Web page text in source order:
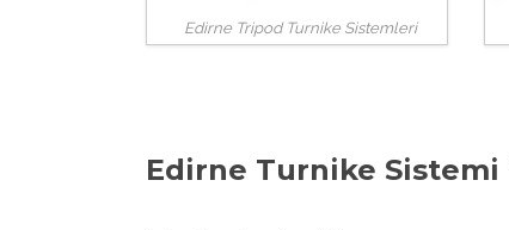
Edirne Tripod Turnike Sistemleri
Edirne Turnike Sistemi